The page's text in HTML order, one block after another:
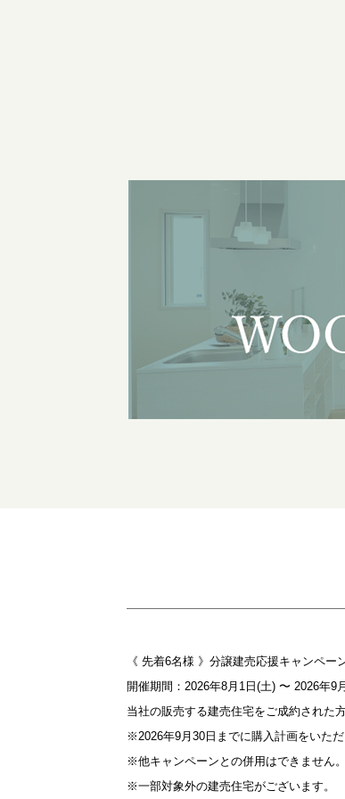
《 先着6名様 》分譲建売応援キャンペー
開催期間：2026年8月1日(土) 〜 2026年9
当社の販売する建売住宅をご成約された
※2026年9月30日までに購入計画をいただ
※他キャンペーンとの併用はできません。
※一部対象外の建売住宅がございます。